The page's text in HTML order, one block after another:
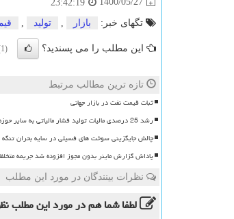
23:42:19
تگهای خبر: بازار تولید
این مطلب را می پسندید؟ (1)
تازه ترین مطالب مرتبط
ثبات قیمت نفت در بازار جهانی
رشد 25 درصدی مالیات تولید فشار مالیاتی به سایر حوزه ها منتقل شد
چالش جایگزینی سوخت های فسیلی در سایه بحران
پاداش گزارش ماینر بدون مجوز افزوده شد جریمه
نظرات بینندگان در مورد این مطلب
لطفا شما همدر مورد این مطلب